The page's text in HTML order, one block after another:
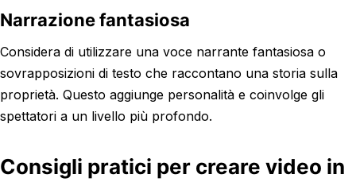
Narrazione fantasiosa
Considera di utilizzare una voce narrante fantasiosa o
sovrapposizioni di testo che raccontano una storia sulla
proprietà. Questo aggiunge personalità e coinvolge gli
spettatori a un livello più profondo.
Consigli pratici per creare video in